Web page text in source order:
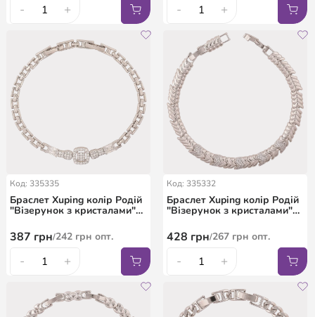
- + - +
Код: 335335
Браслет Xuping колір Родій
"Візерунок з кристалами"
18,20см х 4-9мм
387 грн/242 грн опт.
- +
Код: 335332
Браслет Xuping колір Родій
"Візерунок з кристалами"
17.5,19.5см х 6-7мм
428 грн/267 грн опт.
- +